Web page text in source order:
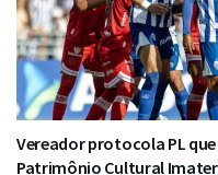
Vereador protocola PL que
Patrimônio Cultural